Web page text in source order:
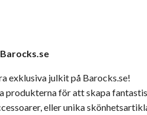
exklusiva julkit på Barocks.se!
produkterna för att skapa
eller unika